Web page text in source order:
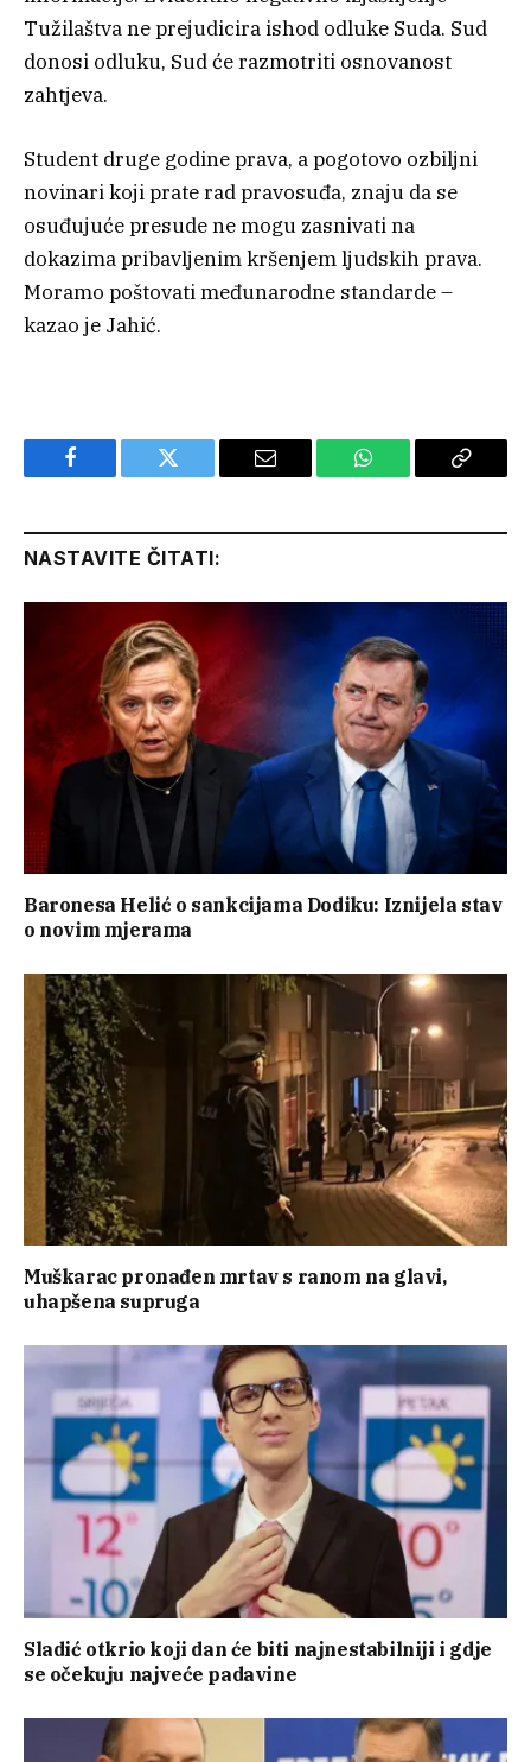
Tužilaštva ne prejudicira ishod odluke Suda. Sud
donosi odluku, Sud će razmotriti osnovanost
zahtjeva.
Student druge godine prava, a pogotovo ozbiljni
novinari koji prate rad pravosuđa, znaju da se
osuđujuće presude ne mogu zasnivati na
dokazima pribavljenim kršenjem ljudskih prava.
Moramo poštovati međunarodne standarde –
kazao je Jahić.
Facebook Twitter Email WhatsApp Copy
NASTAVITE ČITATI:
Baronesa Helić o sankcijama Dodiku: Iznijela stav
o novim mjerama
Muškarac pronađen mrtav s ranom na glavi,
uhapšena supruga
Sladić otkrio koji dan će biti najnestabilniji i gdje
se očekuju najveće padavine